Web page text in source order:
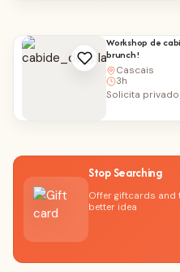
Workshop de
brunch!
Cascais
3h
Solicita privado
Stop Searching
Offer giftcards and
better idea